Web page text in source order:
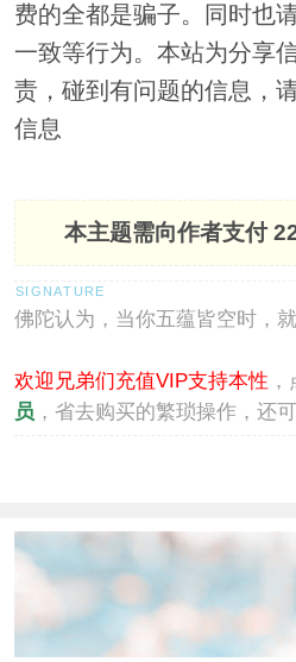
费的全都是骗子。同时也
一致等行为。本站为分享
责，碰到有问题的信息，
信息
本主题需向作者支付
佛陀认为，当你五蕴皆空时，
欢迎兄弟们充值VIP支持本性
员 ，省去购买的繁琐操作，还